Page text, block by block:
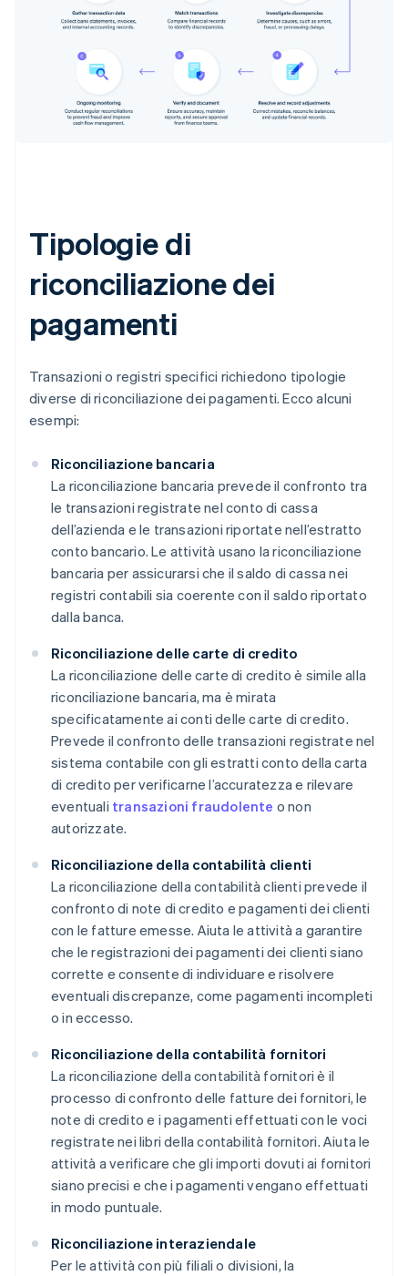
Tipologie di
riconciliazione dei
pagamenti
Transazioni o registri specifici richiedono tipologie
diverse di riconciliazione dei pagamenti. Ecco alcuni
esempi:
Riconciliazione bancaria
La riconciliazione bancaria prevede il confronto tra
le transazioni registrate nel conto di cassa
dell’azienda e le transazioni riportate nell’estratto
conto bancario. Le attività usano la riconciliazione
bancaria per assicurarsi che il saldo di cassa nei
registri contabili sia coerente con il saldo riportato
dalla banca.
Riconciliazione delle carte di credito
La riconciliazione delle carte di credito è simile alla
riconciliazione bancaria, ma è mirata
specificatamente ai conti delle carte di credito.
Prevede il confronto delle transazioni registrate nel
sistema contabile con gli estratti conto della carta
di credito per verificarne l’accuratezza e rilevare
eventuali transazioni fraudolente o non
autorizzate.
Riconciliazione della contabilità clienti
La riconciliazione della contabilità clienti prevede il
confronto di note di credito e pagamenti dei clienti
con le fatture emesse. Aiuta le attività a garantire
che le registrazioni dei pagamenti dei clienti siano
corrette e consente di individuare e risolvere
eventuali discrepanze, come pagamenti incompleti
o in eccesso.
Riconciliazione della contabilità fornitori
La riconciliazione della contabilità fornitori è il
processo di confronto delle fatture dei fornitori, le
note di credito e i pagamenti effettuati con le voci
registrate nei libri della contabilità fornitori. Aiuta le
attività a verificare che gli importi dovuti ai fornitori
siano precisi e che i pagamenti vengano effettuati
in modo puntuale.
Riconciliazione interaziendale
Per le attività con più filiali o divisioni, la